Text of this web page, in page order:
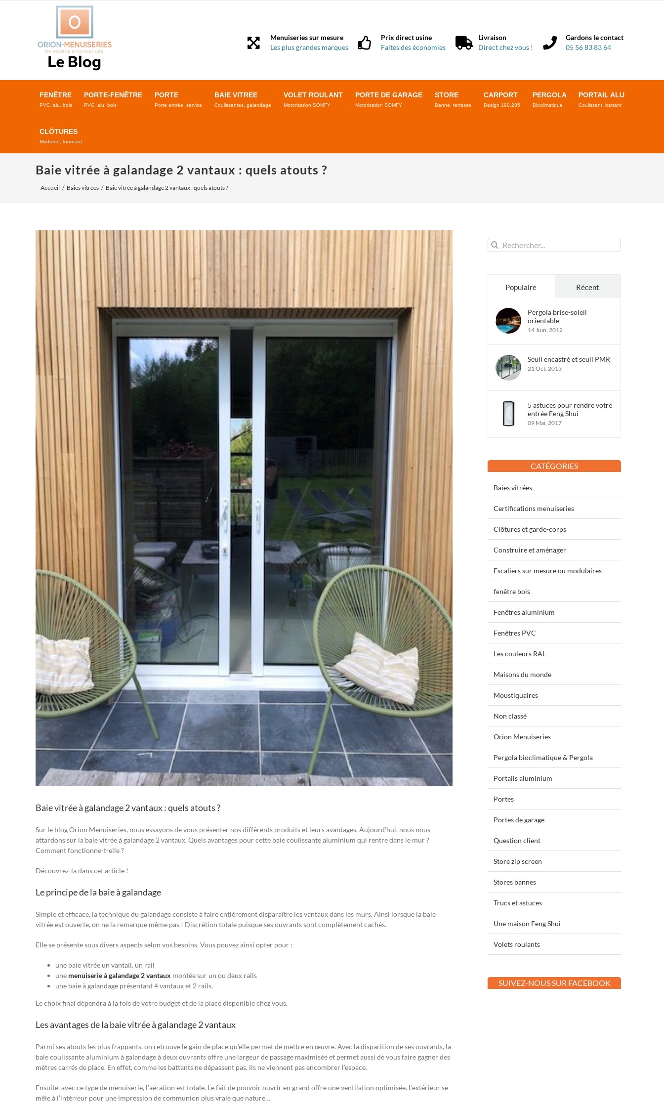
Menuiseries sur mesure
Les plus grandes marques
Prix direct usine
Faites des économies
Livraison
Direct chez vous !
Gardons le contact
05 56 83 83 64
FENÊTRE
PVC, alu, bois
PORTE-FENÊTRE
PVC, alu, bois
PORTE
Porte entrée, service
BAIE VITREE
Coulissantes, galandage
VOLET ROULANT
Motorisation SOMFY
PORTE DE GARAGE
Motorisation SOMFY
STORE
Banne, terrasse
CARPORT
Design 190,285
PERGOLA
Bioclimatique
PORTAIL ALU
Coulissant, battant
CLÔTURES
Moderne, tournant
Baie vitrée à galandage 2 vantaux : quels atouts ?
Accueil Baies vitrées Baie vitrée à galandage 2 vantaux : quels atouts ?
Baie vitrée à galandage 2 vantaux : quels atouts ?
Sur le blog Orion Menuiseries, nous essayons de vous présenter nos différents produits et leurs avantages. Aujourd’hui, nous nous
attardons sur la baie vitrée à galandage 2 vantaux. Quels avantages pour cette baie coulissante aluminium qui rentre dans le mur ?
Comment fonctionne-t-elle ?
Découvrez-la dans cet article !
Le principe de la baie à galandage
Simple et efficace, la technique du galandage consiste à faire entièrement disparaître les vantaux dans les murs. Ainsi lorsque la baie
vitrée est ouverte, on ne la remarque même pas ! Discrétion totale puisque ses ouvrants sont complètement cachés.
Elle se présente sous divers aspects selon vos besoins. Vous pouvez ainsi opter pour :
une baie vitrée un vantail, un rail
une menuiserie à galandage 2 vantaux montée sur un ou deux rails
une baie à galandage présentant 4 vantaux et 2 rails.
Le choix final dépendra à la fois de votre budget et de la place disponible chez vous.
Les avantages de la baie vitrée à galandage 2 vantaux
Parmi ses atouts les plus frappants, on retrouve le gain de place qu’elle permet de mettre en œuvre. Avec la disparition de ses ouvrants, la
baie coulissante aluminium à galandage à deux ouvrants offre une largeur de passage maximisée et permet aussi de vous faire gagner des
mètres carrés de place. En effet, comme les battants ne dépassent pas, ils ne viennent pas encombrer l’espace.
Ensuite, avec ce type de menuiserie, l’aération est totale. Le fait de pouvoir ouvrir en grand offre une ventilation optimisée. L’extérieur se
mêle à l’intérieur pour une impression de communion plus vraie que nature…
Rechercher:
Populaire Récent
Pergola brise-soleil
orientable
14 Juin, 2012
Seuil encastré et seuil PMR
21 Oct, 2013
5 astuces pour rendre votre
entrée Feng Shui
09 Mai, 2017
CATÉGORIES
Baies vitrées
Certifications menuiseries
Clôtures et garde-corps
Construire et aménager
Escaliers sur mesure ou modulaires
fenêtre bois
Fenêtres aluminium
Fenêtres PVC
Les couleurs RAL
Maisons du monde
Moustiquaires
Non classé
Orion Menuiseries
Pergola bioclimatique & Pergola
Portails aluminium
Portes
Portes de garage
Question client
Store zip screen
Stores bannes
Trucs et astuces
Une maison Feng Shui
Volets roulants
SUIVEZ-NOUS SUR FACEBOOK